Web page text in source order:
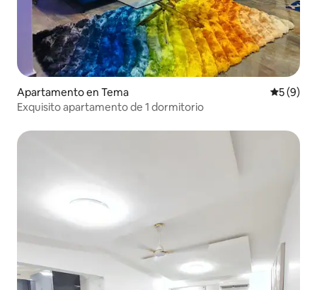
Apartamento en Tema
5 (9)
Exquisito apartamento de 1 dormitorio